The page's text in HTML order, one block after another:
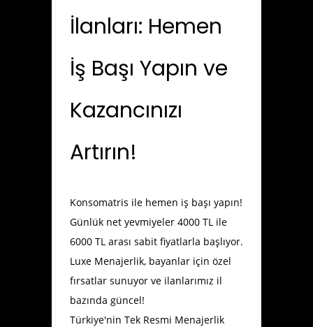
İlanları: Hemen
İş Başı Yapın ve
Kazancınızı
Artırın!
Konsomatris ile hemen iş başı yapın!
Günlük net yevmiyeler 4000 TL ile
6000 TL arası sabit fiyatlarla başlıyor.
Luxe Menajerlik, bayanlar için özel
fırsatlar sunuyor ve ilanlarımız il
bazında güncel!
Türkiye'nin Tek Resmi Menajerlik